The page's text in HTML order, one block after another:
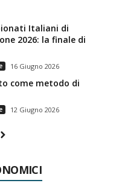
Italiani di
2026: la finale di
16 Giugno 2026
come metodo di
12 Giugno 2026